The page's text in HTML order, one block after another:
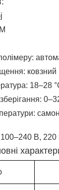
ковзний
18–28
В, 220